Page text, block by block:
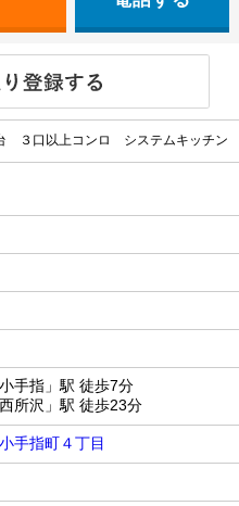
３口以上コンロ システムキッチン
手指」駅 徒歩7分
所沢」駅 徒歩23分
手指町４丁目